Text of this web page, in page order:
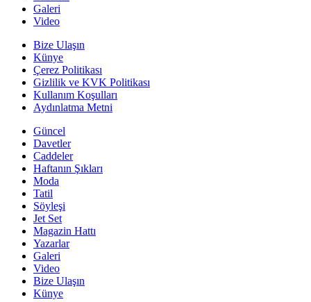
Galeri
Video
Bize Ulaşın
Künye
Çerez Politikası
Gizlilik ve KVK Politikası
Kullanım Koşulları
Aydınlatma Metni
Güncel
Davetler
Caddeler
Haftanın Şıkları
Moda
Tatil
Söyleşi
Jet Set
Magazin Hattı
Yazarlar
Galeri
Video
Bize Ulaşın
Künye